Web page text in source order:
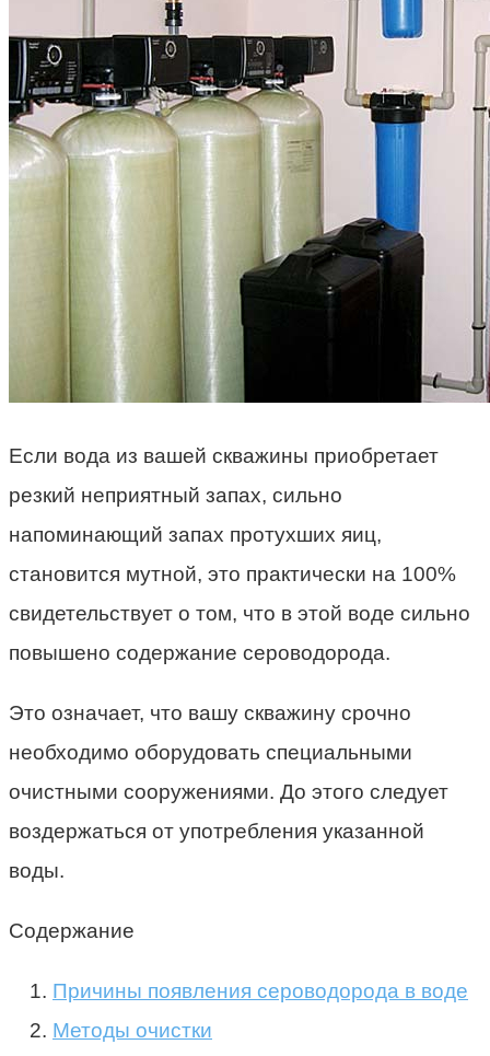
Если вода из вашей скважины приобретает
резкий неприятный запах, сильно
напоминающий запах протухших яиц,
становится мутной, это практически на 100%
свидетельствует о том, что в этой воде сильно
повышено содержание сероводорода.
Это означает, что вашу скважину срочно
необходимо оборудовать специальными
очистными сооружениями. До этого следует
воздержаться от употребления указанной
воды.
Содержание
Причины появления сероводорода в воде
Методы очистки